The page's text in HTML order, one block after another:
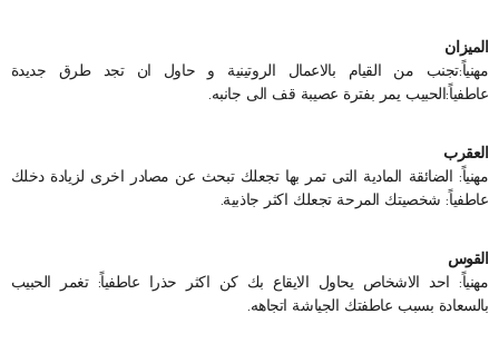
الميزان
مهنياً:تجنب من القيام بالاعمال الروتينية و حاول ان تجد طرق جديدة
عاطفياً:الحبيب يمر بفترة عصيبة قف الى جانبه.
العقرب
مهنياً: الضائقة المادية التى تمر بها تجعلك تبحث عن مصادر اخرى لزيادة دخلك
عاطفياً: شخصيتك المرحة تجعلك اكثر جاذبية.
القوس
مهنياً: احد الاشخاص يحاول الايقاع بك كن اكثر حذرا عاطفياً: تغمر الحبيب
بالسعادة بسبب عاطفتك الجياشة اتجاهه.